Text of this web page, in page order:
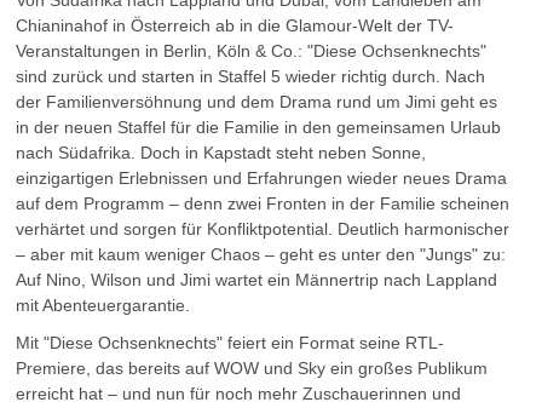
Chianinahof in Österreich ab in die Glamour-Welt der TV-
Veranstaltungen in Berlin, Köln & Co.: "Diese Ochsenknechts"
sind zurück und starten in Staffel 5 wieder richtig durch. Nach
der Familienversöhnung und dem Drama rund um Jimi geht es
in der neuen Staffel für die Familie in den gemeinsamen Urlaub
nach Südafrika. Doch in Kapstadt steht neben Sonne,
einzigartigen Erlebnissen und Erfahrungen wieder neues Drama
auf dem Programm – denn zwei Fronten in der Familie scheinen
verhärtet und sorgen für Konfliktpotential. Deutlich harmonischer
– aber mit kaum weniger Chaos – geht es unter den "Jungs" zu:
Auf Nino, Wilson und Jimi wartet ein Männertrip nach Lappland
mit Abenteuergarantie.
Mit "Diese Ochsenknechts" feiert ein Format seine RTL-
Premiere, das bereits auf WOW und Sky ein großes Publikum
erreicht hat – und nun für noch mehr Zuschauerinnen und